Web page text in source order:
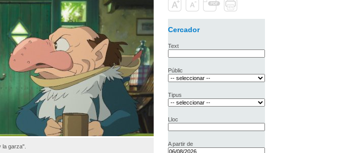
la garza".
Cercador
Text
Públic
Tipus
Lloc
A partir de